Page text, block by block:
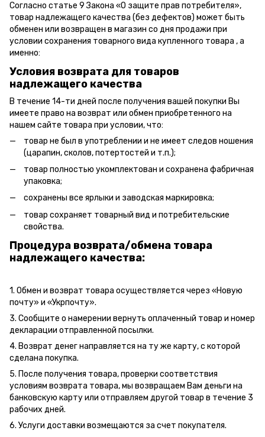
Согласно статье 9 Закона «О защите прав потребителя»,
товар надлежащего качества (без дефектов) может быть
обменен или возвращен в магазин со дня продажи при
условии сохранения товарного вида купленного товара , а
именно:
Условия возврата для товаров
надлежащего качества
В течение 14-ти дней после получения вашей покупки Вы
имеете право на возврат или обмен приобретенного на
нашем сайте товара при условии, что:
товар не был в употреблении и не имеет следов ношения
(царапин, сколов, потертостей и т.п.);
товар полностью укомплектован и сохранена фабричная
упаковка;
сохранены все ярлыки и заводская маркировка;
товар сохраняет товарный вид и потребительские
свойства.
Процедура возврата/обмена товара
надлежащего качества:
1. Обмен и возврат товара осуществляется через «Новую
почту» и «Укрпочту».
3. Сообщите о намерении вернуть оплаченный товар и номер
декларации отправленной посылки.
4. Возврат денег направляется на ту же карту, с которой
сделана покупка.
5. После получения товара, проверки соответствия
условиям возврата товара, мы возвращаем Вам деньги на
банковскую карту или отправляем другой товар в течение 3
рабочих дней.
6. Услуги доставки возмещаются за счет покупателя.